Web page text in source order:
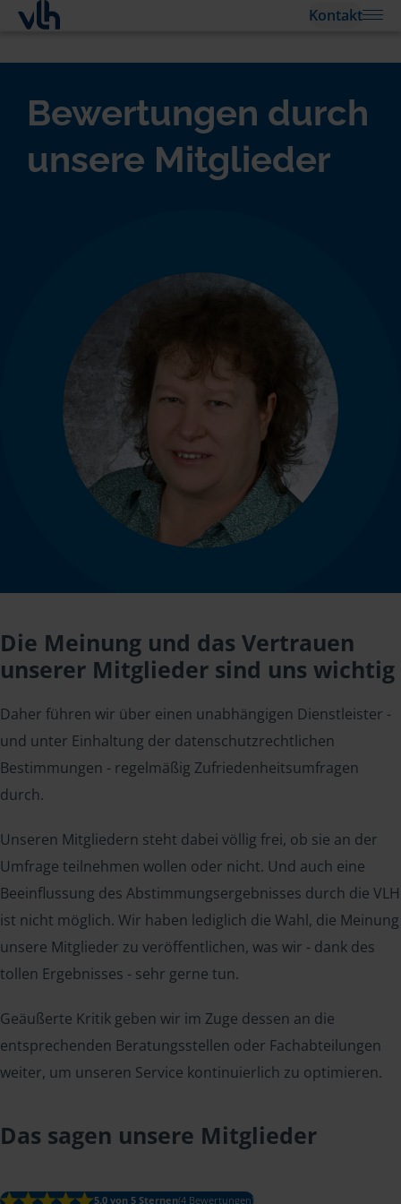
Kontakt
Bewertungen durch
unsere Mitglieder
Die Meinung und das Vertrauen
unserer Mitglieder sind uns wichtig
Daher führen wir über einen unabhängigen Dienstleister -
und unter Einhaltung der datenschutzrechtlichen
Bestimmungen - regelmäßig Zufriedenheitsumfragen
durch.
Unseren Mitgliedern steht dabei völlig frei, ob sie an der
Umfrage teilnehmen wollen oder nicht. Und auch eine
Beeinflussung des Abstimmungsergebnisses durch die VLH
ist nicht möglich. Wir haben lediglich die Wahl, die Meinung
unsere Mitglieder zu veröffentlichen, was wir - dank des
tollen Ergebnisses - sehr gerne tun.
Geäußerte Kritik geben wir im Zuge dessen an die
entsprechenden Beratungsstellen oder Fachabteilungen
weiter, um unseren Service kontinuierlich zu optimieren.
Das sagen unsere Mitglieder
5.0 von 5 Sternen(4 Bewertungen)